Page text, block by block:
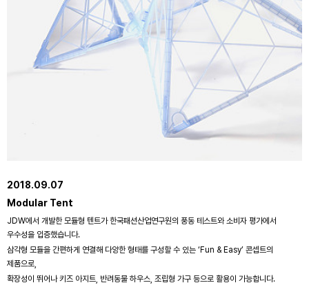
2018.09.07
Modular Tent
JDW에서 개발한 모듈형 텐트가 한국패션산업연구원의 풍동 테스트와 소비자 평가에서
우수성을 입증했습니다.
삼각형 모듈을 간편하게 연결해 다양한 형태를 구성할 수 있는 ‘Fun & Easy’ 콘셉트의
제품으로,
확장성이 뛰어나 키즈 아지트, 반려동물 하우스, 조립형 가구 등으로 활용이 가능합니다.